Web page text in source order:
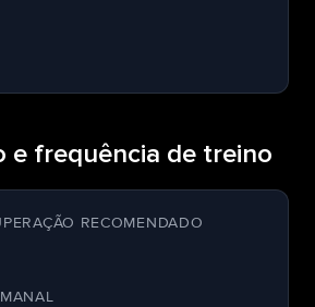
e frequência de treino
RECOMENDADO